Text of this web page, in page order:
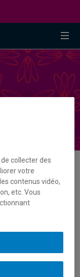
(Vol. 22
collecter des
votre
contenus vidéo,
etc. Vous